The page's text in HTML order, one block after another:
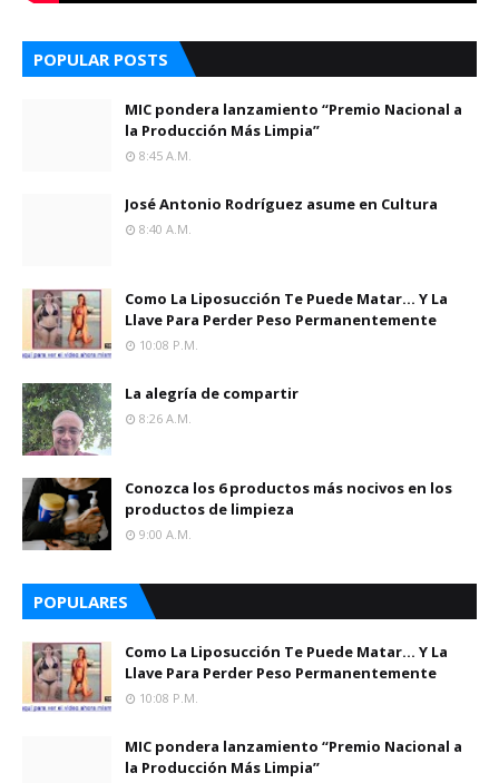
POPULAR POSTS
MIC pondera lanzamiento “Premio Nacional a
la Producción Más Limpia”
8:45 A.m.
José Antonio Rodríguez asume en Cultura
8:40 A.m.
Como La Liposucción Te Puede Matar… Y La
Llave Para Perder Peso Permanentemente
10:08 P.m.
La alegría de compartir
8:26 A.m.
Conozca los 6 productos más nocivos en los
productos de limpieza
9:00 A.m.
POPULARES
Como La Liposucción Te Puede Matar… Y La
Llave Para Perder Peso Permanentemente
10:08 P.m.
MIC pondera lanzamiento “Premio Nacional a
la Producción Más Limpia”